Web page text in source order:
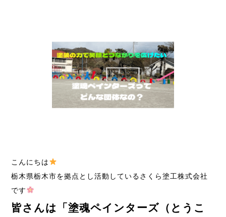
こんにちは
栃木県栃木市を拠点とし活動しているさくら塗工株式会社
です
皆さんは「塗魂ペインターズ（とうこ